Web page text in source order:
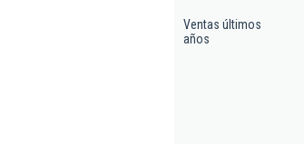
Ventas últimos
años